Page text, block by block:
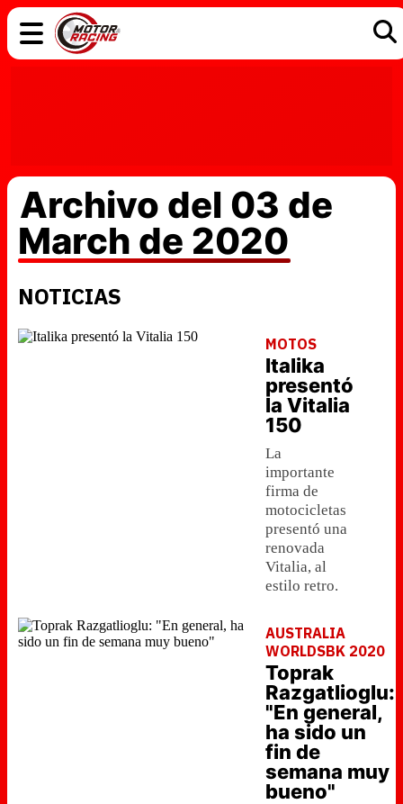
Archivo del 03 de
March de 2020
NOTICIAS
MOTOS
Italika
presentó
la Vitalia
150
La
importante
firma de
motocicletas
presentó una
renovada
Vitalia, al
estilo retro.
AUSTRALIA
WORLDSBK 2020
Toprak
Razgatlioglu:
"En general,
ha sido un
fin de
semana muy
bueno"